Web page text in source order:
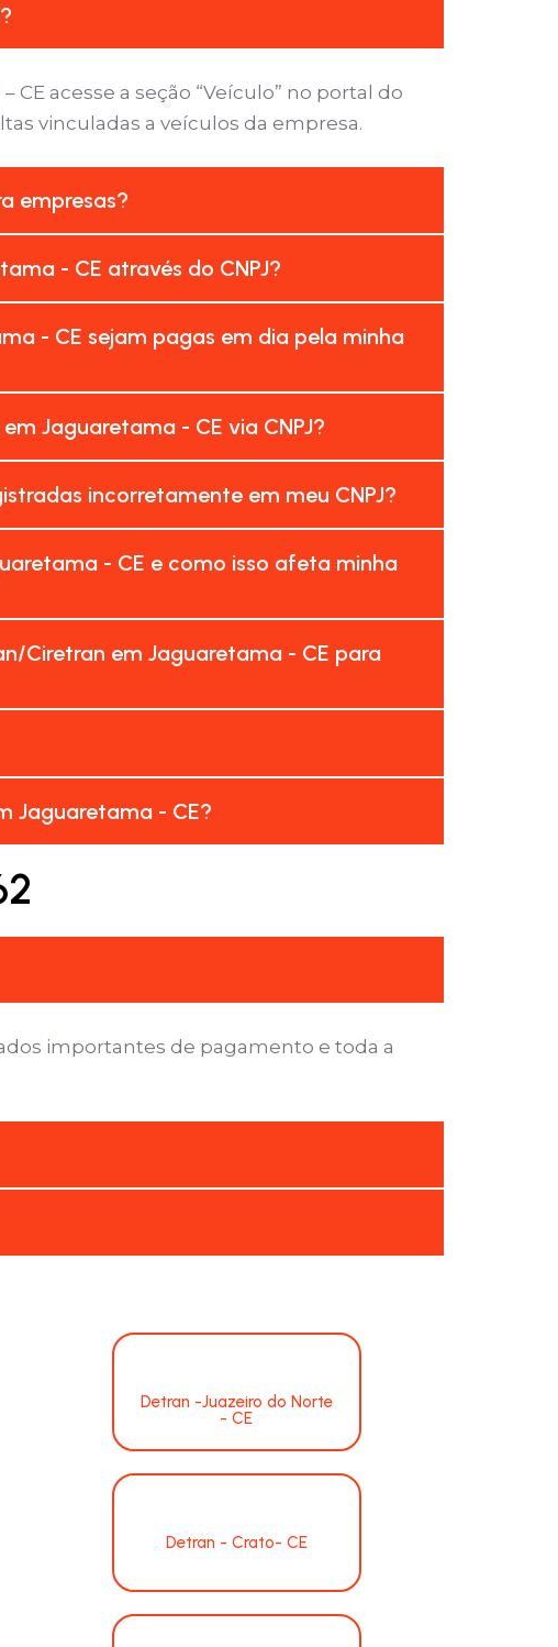
acesse a seção “Veículo” no portal do
vinculadas a veículos da empresa.
empresas?
- CE através do CNPJ?
- CE sejam pagas em dia pela minha
Jaguaretama - CE via CNPJ?
incorretamente em meu CNPJ?
- CE e como isso afeta minha
Ciretran em Jaguaretama - CE para
Jaguaretama - CE?
importantes de pagamento e toda a
Detran -Juazeiro do Norte
- CE
Detran - Crato- CE